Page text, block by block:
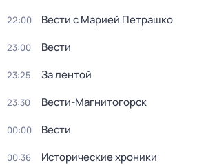
22:00 Вести с Марией Петрашко
23:00 Вести
23:25 За лентой
23:30 Вести-Магнитогорск
00:00 Вести
00:36 Исторические хроники